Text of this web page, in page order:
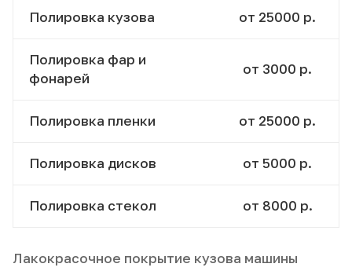
Полировка кузова от 25000 р.
Полировка фар и
фонарей
от 3000 р.
Полировка пленки от 25000 р.
Полировка дисков от 5000 р.
Полировка стекол от 8000 р.
Лакокрасочное покрытие кузова машины